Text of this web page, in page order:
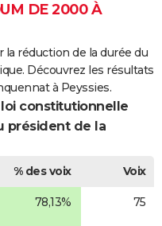
DE 2000 À
réduction de la durée du
Découvrez les résultats
à Peyssies.
constitutionnelle
président de la
% des voix
Voix
78,13% 75